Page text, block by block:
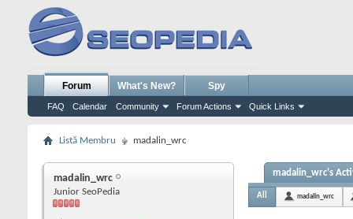
Forum
FAQ Calendar Community Forum Actions Quick Links
What's New? Spy
Listă Membru madalin_wrc
madalin_wrc
Junior SeoPedia
madalin_wrc's
All madalin_wrc